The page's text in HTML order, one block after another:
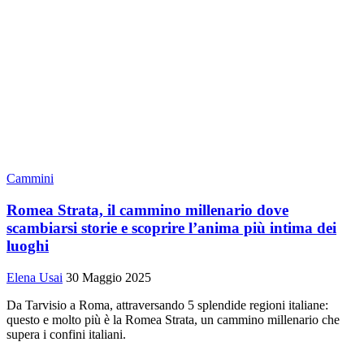
Cammini
Romea Strata, il cammino millenario dove
scambiarsi storie e scoprire l’anima più intima dei
luoghi
Elena Usai 30 Maggio 2025
Da Tarvisio a Roma, attraversando 5 splendide regioni italiane:
questo e molto più è la Romea Strata, un cammino millenario che
supera i confini italiani.